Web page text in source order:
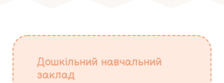
Дошкільний навчальний
заклад